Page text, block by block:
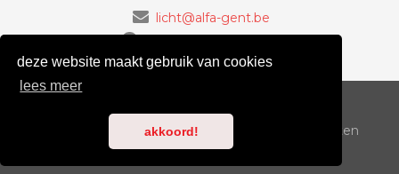
deze website maakt gebruik van cookies
lees meer
akkoord!
licht@alfa-gent.be
Copyright 2018-2026ALFA-LICHT.BE
| Alle rechten
voorbehouden | design by